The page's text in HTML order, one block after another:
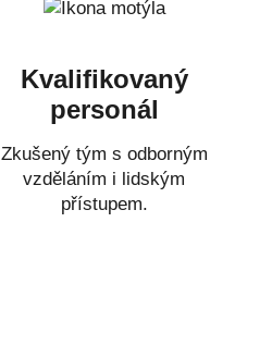
Kvalifikovaný
personál
Zkušený tým s odborným
vzděláním i lidským
přístupem.